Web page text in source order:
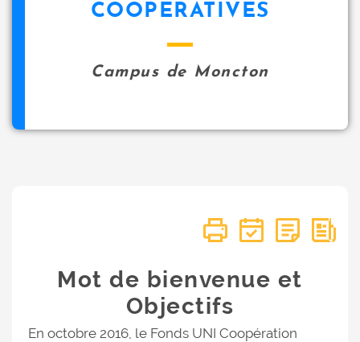
COOPÉRATIVES
Campus de Moncton
Mot de bienvenue et
Objectifs
En octobre 2016, le Fonds UNI Coopération